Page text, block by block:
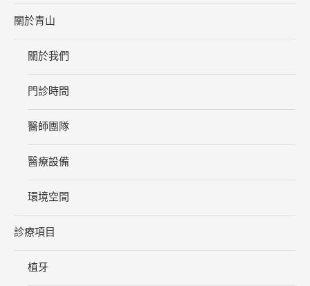
關於青山
關於我們
門診時間
醫師團隊
醫療設備
環境空間
診療項目
植牙